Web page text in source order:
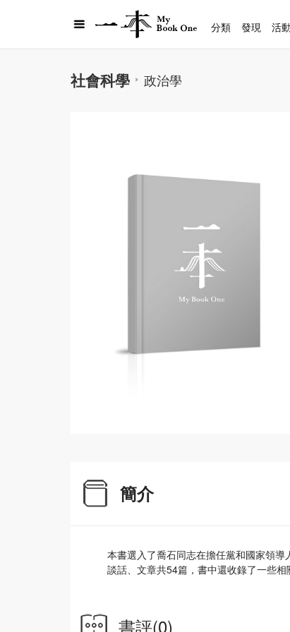
社會科學 政治學
簡介
本書選入了喬石同志在擔任黨和國家領導
談話、文章共54篇，書中還收錄了一些
書評(0)
分類 發現 活動